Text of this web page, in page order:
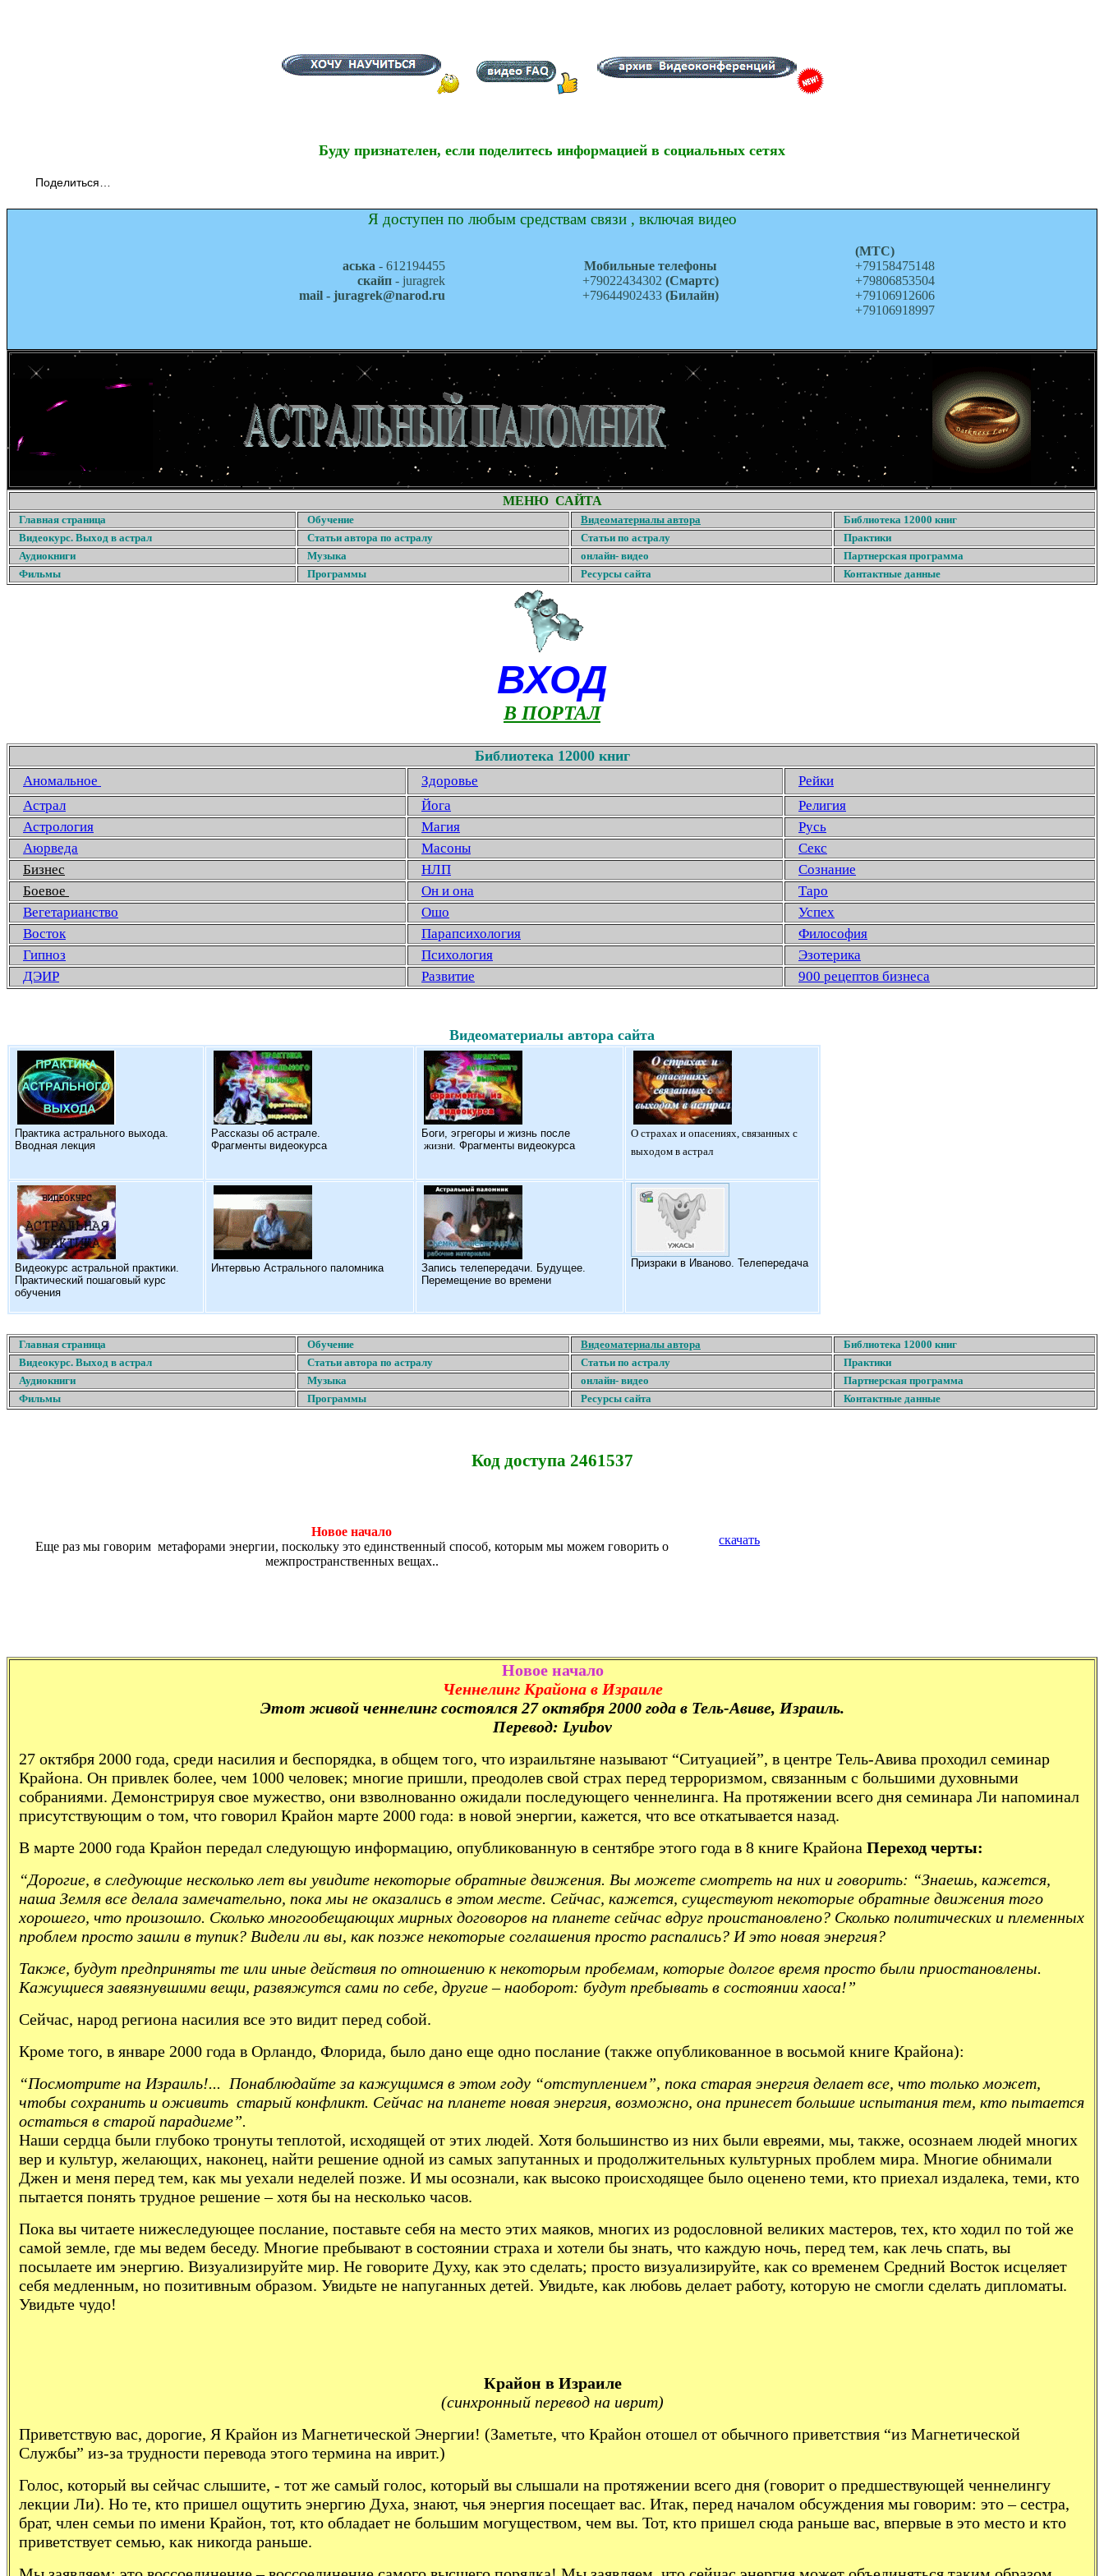
Буду признателен, если поделитесь информацией в социальных сетях
Поделиться…
Я доступен по любым средствам связи , включая видео
аська - 612194455
скайп - juragrek
mail - juragrek@narod.ru
Мобильные телефоны
+79022434302 (Смартс)
+79644902433(Билайн)
(МТС)
+79158475148
+79806853504
+79106912606
+79106918997
МЕНЮ САЙТА
Главная страница Обучение Видеоматериалы автора
Библиотека 12000 книг
Видеокурс. Выход в астрал
Статьи автора по астралу Статьи по астралу
Практики
Аудиокниги
Музыка онлайн- видео
Партнерская программа
Фильмы
Программы Ресурсы сайта Контактные данные
ВХОД
В ПОРТАЛ
Библиотека 12000 книг
Аномальное Здоровье
Рейки
Астрал
Йога
Религия
Астрология
Магия
Русь
Аюрведа
Масоны
Секс
Бизнес
НЛП
Сознание
Боевое
Он и она
Таро
Вегетарианство
Ошо
Успех
Восток
Парапсихология
Философия
Гипноз
Психология
Эзотерика
ДЭИР
Развитие 900 рецептов бизнеса
Видеоматериалы автора сайта
Практика астрального выхода.
Вводная лекция
Рассказы об астрале.
Фрагменты видеокурса
Боги, эгрегоры и жизнь после
жизни. Фрагменты видеокурса
О страхах и опасениях, связанных с
выходом в астрал
Видеокурс астральной практики.
Практический пошаговый курс
обучения
Интервью Астрального паломника
Запись телепередачи. Будущее.
Перемещение во времени
Призраки в Иваново. Телепередача
Главная страница Обучение Видеоматериалы автора
Библиотека 12000 книг
Видеокурс. Выход в астрал
Статьи автора по астралу Статьи по астралу
Практики
Аудиокниги
Музыка онлайн- видео
Партнерская программа
Фильмы
Программы Ресурсы сайта Контактные данные
Код доступа 2461537
Новое начало
Еще раз мы говорим метафорами энергии, поскольку это единственный способ, которым мы можем говорить о
межпространственных вещах..
скачать
Новое начало
Ченнелинг Крайона в Израиле
Этот живой ченнелинг состоялся 27 октября 2000 года в Тель-Авиве, Израиль.
Перевод: Lyubov
27 октября 2000 года, среди насилия и беспорядка, в общем того, что израильтяне называют “Ситуацией”, в центре Тель-Авива проходил семинар
Крайона. Он привлек более, чем 1000 человек; многие пришли, преодолев свой страх перед терроризмом, связанным с большими духовными
собраниями. Демонстрируя свое мужество, они взволнованно ожидали последующего ченнелинга. На протяжении всего дня семинара Ли напоминал
присутствующим о том, что говорил Крайон марте 2000 года: в новой энергии, кажется, что все откатывается назад.
В марте 2000 года Крайон передал следующую информацию, опубликованную в сентябре этого года в 8 книге Крайона Переход черты:
“Дорогие, в следующие несколько лет вы увидите некоторые обратные движения. Вы можете смотреть на них и говорить: “Знаешь, кажется,
наша Земля все делала замечательно, пока мы не оказались в этом месте. Сейчас, кажется, существуют некоторые обратные движения того
хорошего, что произошло. Сколько многообещающих мирных договоров на планете сейчас вдруг проистановлено? Сколько политических и племенных
проблем просто зашли в тупик? Видели ли вы, как позже некоторые соглашения просто распались? И это новая энергия?
Также, будут предприняты те или иные действия по отношению к некоторым пробемам, которые долгое время просто были приостановлены.
Кажущиеся завязнувшими вещи, развяжутся сами по себе, другие – наоборот: будут пребывать в состоянии хаоса!”
Сейчас, народ региона насилия все это видит перед собой.
Кроме того, в январе 2000 года в Орландо, Флорида, было дано еще одно послание (также опубликованное в восьмой книге Крайона):
“Посмотрите на Израиль!... Понаблюдайте за кажущимся в этом году “отступлением”, пока старая энергия делает все, что только может,
чтобы сохранить и оживить старый конфликт. Сейчас на планете новая энергия, возможно, она принесет большие испытания тем, кто пытается
остаться в старой парадигме”.
Наши сердца были глубоко тронуты теплотой, исходящей от этих людей. Хотя большинство из них были евреями, мы, также, осознаем людей многих
вер и культур, желающих, наконец, найти решение одной из самых запутанных и продолжительных культурных проблем мира. Многие обнимали
Джен и меня перед тем, как мы уехали неделей позже. И мы осознали, как высоко происходящее было оценено теми, кто приехал издалека, теми, кто
пытается понять трудное решение – хотя бы на несколько часов.
Пока вы читаете нижеследующее послание, поставьте себя на место этих маяков, многих из родословной великих мастеров, тех, кто ходил по той же
самой земле, где мы ведем беседу. Многие пребывают в состоянии страха и хотели бы знать, что каждую ночь, перед тем, как лечь спать, вы
посылаете им энергию. Визуализируйте мир. Не говорите Духу, как это сделать; просто визуализируйте, как со временем Средний Восток исцеляет
себя медленным, но позитивным образом. Увидьте не напуганных детей. Увидьте, как любовь делает работу, которую не смогли сделать дипломаты.
Увидьте чудо!
Крайон в Израиле
(синхронный перевод на иврит)
Приветствую вас, дорогие, Я Крайон из Магнетической Энергии! (Заметьте, что Крайон отошел от обычного приветствия “из Магнетической
Службы” из-за трудности перевода этого термина на иврит.)
Голос, который вы сейчас слышите, - тот же самый голос, который вы слышали на протяжении всего дня (говорит о предшествующей ченнелингу
лекции Ли). Но те, кто пришел ощутить энергию Духа, знают, чья энергия посещает вас. Итак, перед началом обсуждения мы говорим: это – сестра,
брат, член семьи по имени Крайон, тот, кто обладает не большим могуществом, чем вы. Тот, кто пришел сюда раньше вас, впервые в это место и кто
приветствует семью, как никогда раньше.